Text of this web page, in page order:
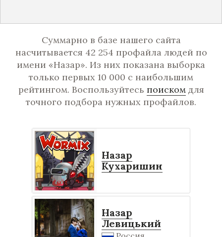
Суммарно в базе нашего сайта
насчитывается 42 254 профайла людей по
имени «Назар». Из них показана выборка
только первых 10 000 с наибольшим
рейтингом. Воспользуйтесь поискомдля
точного подбора нужных профайлов.
Назар
Кухаришин
Назар
Левицький